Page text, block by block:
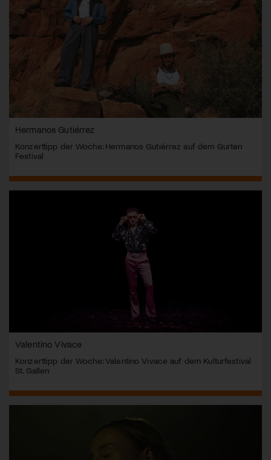
Hermanos Gutiérrez
Konzerttipp der Woche: Hermanos Gutiérrez auf dem Gurten
Festival
Valentino Vivace
Konzerttipp der Woche: Valentino Vivace auf dem Kulturfestival
St. Gallen